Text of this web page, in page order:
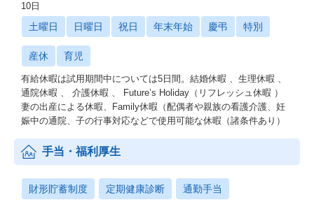
10日
土曜日 日曜日 祝日 年末年始 慶弔 特別
産休 育児
有給休暇は試用期間中については5日間。結婚休暇 、生理休暇 、
通院休暇 、 介護休暇 、 Future’s Holiday（リフレッシュ休暇 ）
妻の出産による休暇、Family休暇（配偶者や親族の看護介護、妊
娠中の通院、子の行事対応などで使用可能な休暇（諸条件あり）
手当・福利厚生
財形貯蓄制度 定期健康診断 通勤手当